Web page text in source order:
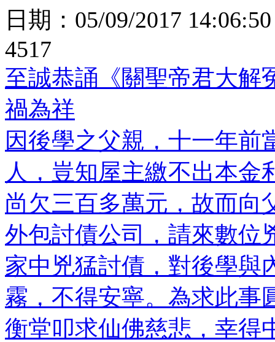
日期： 05/09/2017 14:06:50
4517
至誠恭誦《關聖帝君大解
禍為祥
因後學之父親，十一年前
人，豈知屋主繳不出本金
尚欠三百多萬元，故而向
外包討債公司，請來數位
家中兇猛討債，對後學與
霧，不得安寧。為求此事
衡堂叩求仙佛慈悲，幸得